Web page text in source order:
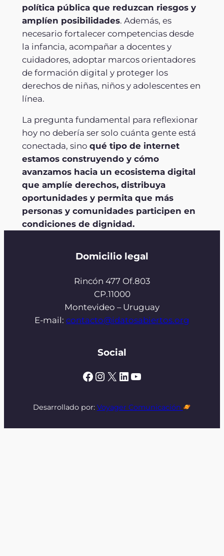
política pública que reduzcan riesgos y
amplíen posibilidades. Además, es
necesario fortalecer competencias desde
la infancia, acompañar a docentes y
cuidadores, adoptar marcos orientadores
de formación digital y proteger los
derechos de niñas, niños y adolescentes en
línea.
La pregunta fundamental para reflexionar
hoy no debería ser solo cuánta gente está
conectada, sino qué tipo de internet
estamos construyendo y cómo
avanzamos hacia un ecosistema digital
que amplíe derechos, distribuya
oportunidades y permita que más
personas y comunidades participen en
condiciones de dignidad.
Domicilio legal
Rincón 477 Of.803
CP.11000
Montevideo – Uruguay
E-mail: contacto@idatosabiertos.org
Social
Facebook Instagram X LinkedIn YouTube
Desarrollado por: Voyager Comunicación